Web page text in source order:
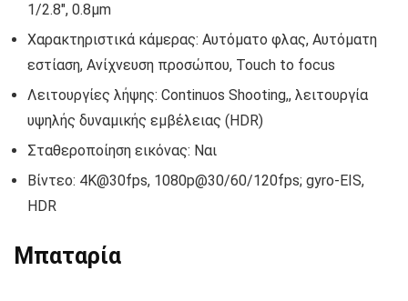
1/2.8″, 0.8µm
Χαρακτηριστικά κάμερας: Αυτόματο φλας, Αυτόματη
εστίαση, Ανίχνευση προσώπου, Touch to focus
Λειτουργίες λήψης: Continuos Shooting,, λειτουργία
υψηλής δυναμικής εμβέλειας (HDR)
Σταθεροποίηση εικόνας: Ναι
Βίντεο: 4K@30fps, 1080p@30/60/120fps; gyro-EIS,
HDR
Μπαταρία